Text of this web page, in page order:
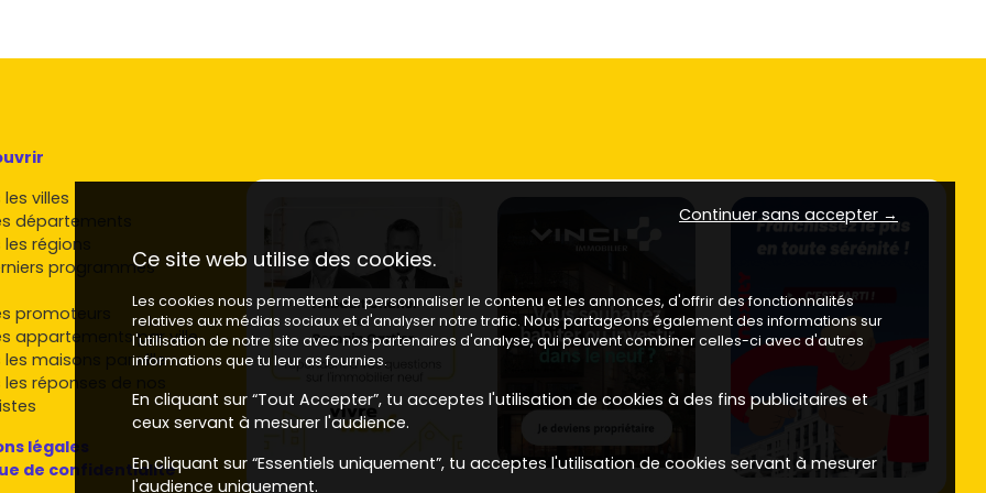
qualité de
à l’A20
les
par ses
dans le
compétitifs
je t’aide à
en
Envie
sur
plans et
la
lamaison
villes
départements
régions
programmes
promoteurs
appartements par ville
les maisons par ville
réponses de nos
légales
de confidentialité
Continuer sans accepter →
Ce site web utilise des cookies.
Les cookies nous permettent de personnaliser le contenu et les annonces, d'offrir des fonctionnalités
relatives aux médias sociaux et d'analyser notre trafic. Nous partageons également des informations sur
l'utilisation de notre site avec nos partenaires d'analyse, qui peuvent combiner celles-ci avec d'autres
informations que tu leur as fournies.
En cliquant sur “Tout Accepter”, tu acceptes l'utilisation de cookies à des fins publicitaires et
ceux servant à mesurer l'audience.
En cliquant sur “Essentiels uniquement”, tu acceptes l'utilisation de cookies servant à mesurer
l'audience uniquement.